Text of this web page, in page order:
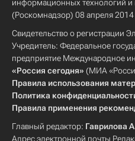
информационных технологий
(Роскомнадзор) 08 апреля 2014
Свидетельство о регистрации
Учредитель: Федеральное
предприятие Международное
«Россия сегодня» (МИА
Правила использования
Политика
Правила применения
Главный редактор: Гаврилова
Адрес электронной почты